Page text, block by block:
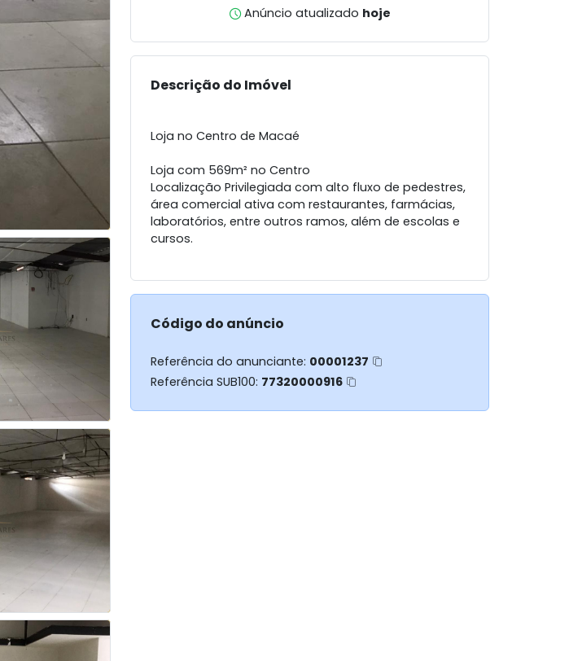
Anúncio atualizado hoje
Descrição do Imóvel
Loja no Centro de Macaé
Loja com 569m² no Centro
Localização Privilegiada com alto fluxo de pedestres,
área comercial ativa com restaurantes, farmácias,
laboratórios, entre outros ramos, além de escolas e
cursos.
Código do anúncio
Referência do anunciante: 00001237
Referência SUB100: 77320000916